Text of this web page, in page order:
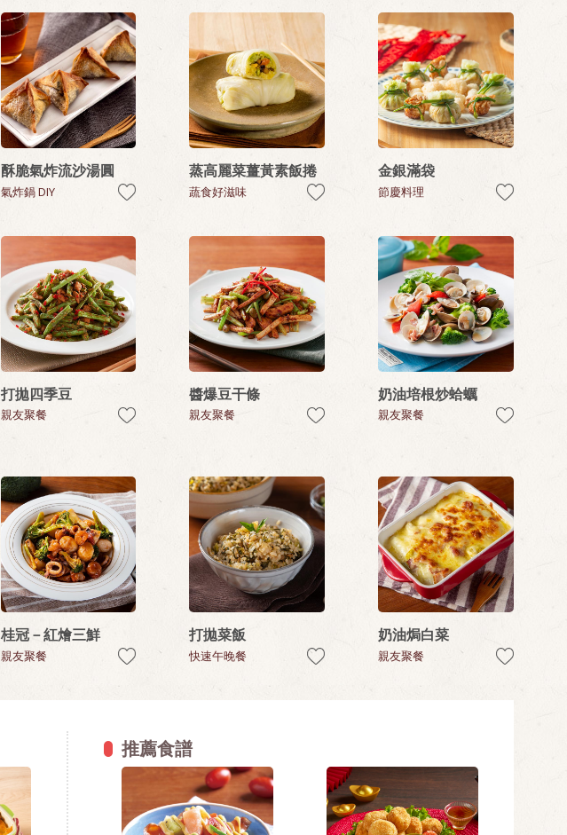
酥脆氣炸流沙湯圓
氣炸鍋 DIY
蒸高麗菜薑黃素飯捲
蔬食好滋味
金銀滿袋
節慶料理
打拋四季豆
親友聚餐
醬爆豆干條
親友聚餐
奶油培根炒蛤蠣
親友聚餐
桂冠－紅燴三鮮
親友聚餐
打拋菜飯
快速午晚餐
奶油焗白菜
親友聚餐
推薦食譜